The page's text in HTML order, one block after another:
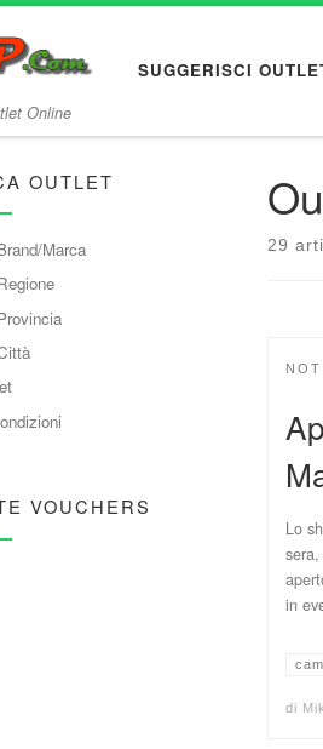
Online
SUGGERISCI
29
Lo
in
di
OUTLET
Marca
VOUCHERS